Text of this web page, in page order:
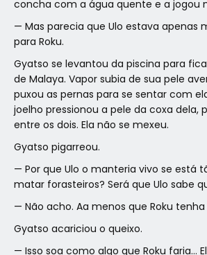
concha com a água quente e a jogou
— Mas parecia que Ulo estava apenas
para Roku.
Gyatso se levantou da piscina para
de Malaya. Vapor subia de sua pele
puxou as pernas para se sentar com
joelho pressionou a pele da coxa dela,
entre os dois. Ela não se mexeu.
Gyatso pigarreou.
— Por que Ulo o manteria vivo se está
matar forasteiros? Será que Ulo sabe
— Não acho. Aa menos que Roku
Gyatso acariciou o queixo.
— Isso soa como algo que Roku faria…